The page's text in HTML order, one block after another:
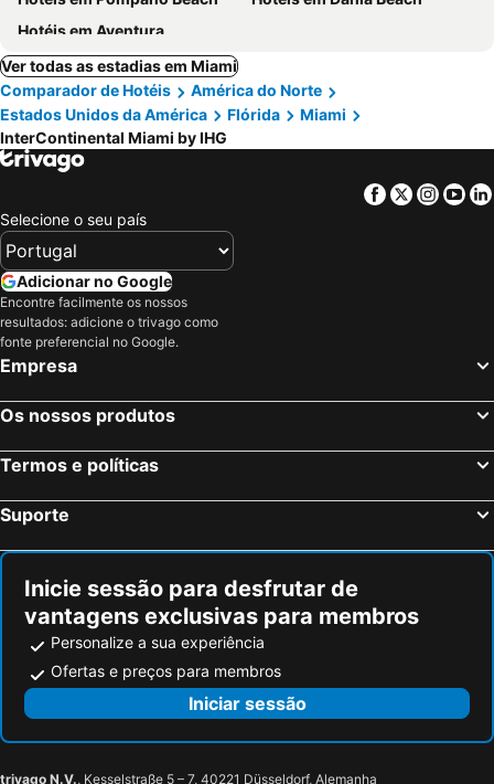
Hotéis em Aventura
Ver todas as estadias em Miami
Comparador de Hotéis
América do Norte
Estados Unidos da América
Flórida
Miami
InterContinental Miami by IHG
Facebook
Twitter
Selecione o seu país
Adicionar no Google
Encontre facilmente os nossos
resultados: adicione o trivago como
fonte preferencial no Google.
Empresa
Os nossos produtos
Termos e políticas
Suporte
Inicie sessão para desfrutar de
vantagens exclusivas para membros
Personalize a sua experiência
Ofertas e preços para membros
Iniciar sessão
trivago N.V., Kesselstraße 5 – 7, 40221 Düsseldorf, Alemanha